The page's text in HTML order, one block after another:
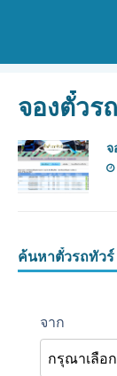
จองตั๋วร
จ
ค้นหาตั๋วรถทัวร์